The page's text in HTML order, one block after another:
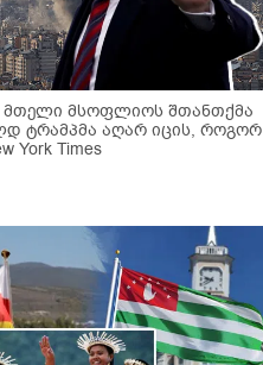
მსოფლიოს შთანთქმა
ტრამპმა აღარ იცის, როგორ
York Times